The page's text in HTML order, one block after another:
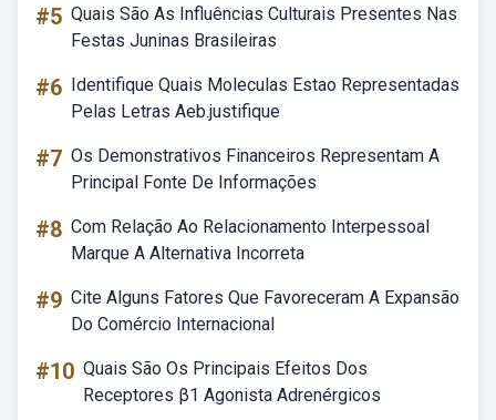
#5 Quais São As Influências Culturais Presentes Nas
Festas Juninas Brasileiras
#6 Identifique Quais Moleculas Estao Representadas
Pelas Letras Aeb.justifique
#7 Os Demonstrativos Financeiros Representam A
Principal Fonte De Informações
#8 Com Relação Ao Relacionamento Interpessoal
Marque A Alternativa Incorreta
#9 Cite Alguns Fatores Que Favoreceram A Expansão
Do Comércio Internacional
#10 Quais São Os Principais Efeitos Dos
Receptores β1 Agonista Adrenérgicos